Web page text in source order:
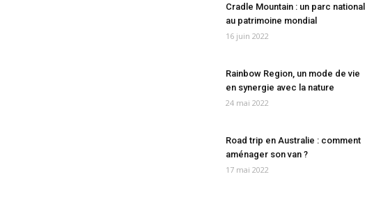
Cradle Mountain : un parc national
au patrimoine mondial
16 juin 2022
Rainbow Region, un mode de vie
en synergie avec la nature
24 mai 2022
Road trip en Australie : comment
aménager son van ?
17 mai 2022